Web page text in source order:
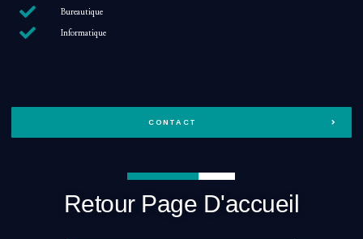
Bureautique
Informatique
CONTACT
Retour Page D'accueil